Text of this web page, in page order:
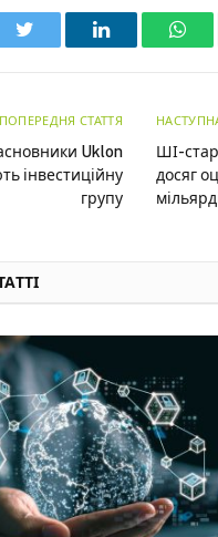
LinkedIn
ПОПЕРЕДНЯ СТАТТЯ
Uklon
інвестиційну
групу
ШІ-
досяг